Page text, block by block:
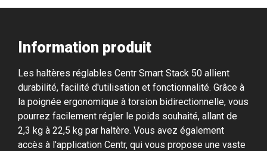
CENTR Smart Stack 50 Verstelbare
Dumbbells 2 x 22,5 kg
499,- €
Information produit
Les haltères réglables Centr Smart Stack 50 allient
durabilité, facilité d'utilisation et fonctionnalité. Grâce à
la poignée ergonomique à torsion bidirectionnelle, vous
pourrez facilement régler le poids souhaité, allant de
2,3 kg à 22,5 kg par haltère. Vous avez également
accès à l'application Centr, qui vous propose une vaste